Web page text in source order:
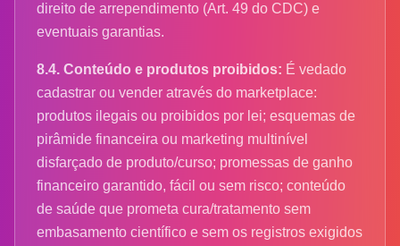
direito de arrependimento (Art. 49 do CDC) e
eventuais garantias.
8.4. Conteúdo e produtos proibidos: É vedado
cadastrar ou vender através do marketplace:
produtos ilegais ou proibidos por lei; esquemas de
pirâmide financeira ou marketing multinível
disfarçado de produto/curso; promessas de ganho
financeiro garantido, fácil ou sem risco; conteúdo
de saúde que prometa cura/tratamento sem
embasamento científico e sem os registros exigidos